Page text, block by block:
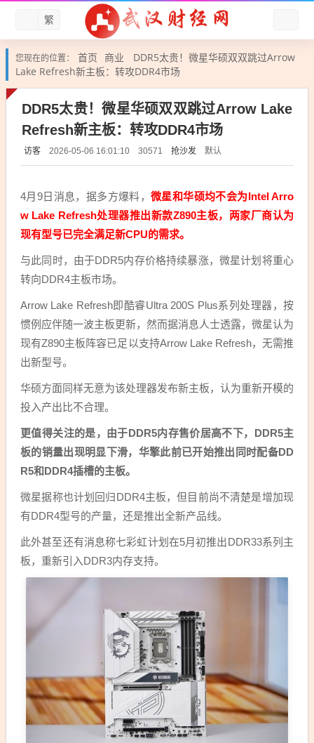
繁
您现在的位置： 首页 商业
DDR5太贵！微星华硕双双跳过Arrow
Lake Refresh新主板：转攻DDR4市场
DDR5太贵！微星华硕双双跳过Arrow Lake
Refresh新主板：转攻DDR4市场
访客 2026-05-06 16:01:10 30571 抢沙发 默认
4月9日消息，据多方爆料，微星和华硕均不会为Intel Arro
w Lake Refresh处理器推出新款Z890主板，两家厂商认为
现有型号已完全满足新CPU的需求。
与此同时，由于DDR5内存价格持续暴涨，微星计划将重心
转向DDR4主板市场。
Arrow Lake Refresh即酷睿Ultra 200S Plus系列处理器，按
惯例应伴随一波主板更新，然而据消息人士透露，微星认为
现有Z890主板阵容已足以支持Arrow Lake Refresh，无需推
出新型号。
华硕方面同样无意为该处理器发布新主板，认为重新开模的
投入产出比不合理。
更值得关注的是，由于DDR5内存售价居高不下，DDR5主
板的销量出现明显下滑，华擎此前已开始推出同时配备DD
R5和DDR4插槽的主板。
微星据称也计划回归DDR4主板，但目前尚不清楚是增加现
有DDR4型号的产量，还是推出全新产品线。
此外甚至还有消息称七彩虹计划在5月初推出DDR33系列主
板，重新引入DDR3内存支持。